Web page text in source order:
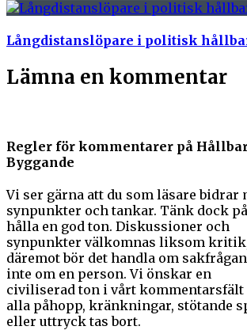
Långdistanslöpare i politisk
Lämna en kommentar
Regler för kommentarer på
Byggande
Vi ser gärna att du som läsare bidrar
synpunkter och tankar. Tänk dock
hålla en god ton. Diskussioner och
synpunkter välkomnas liksom
däremot bör det handla om
inte om en person. Vi önskar en
civiliserad ton i vårt kommentarsfält
alla påhopp, kränkningar, stötande
eller uttryck tas bort.